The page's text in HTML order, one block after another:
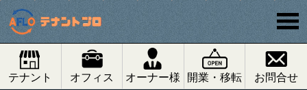
テナント オフィス オーナー様 開業・移転 お問合せ